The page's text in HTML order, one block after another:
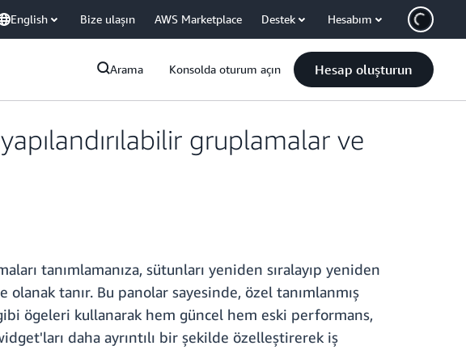
English Bize ulaşın AWS Marketplace Destek Hesabım
Arama Konsolda oturum açın Hesap oluşturun
gruplamalar ve
tanımlamanıza, sütunları yeniden sıralayıp yeniden
tanır. Bu panolar sayesinde, özel tanımlanmış
ögeleri kullanarak hem güncel hem eski performans,
daha ayrıntılı bir şekilde özelleştirerek iş